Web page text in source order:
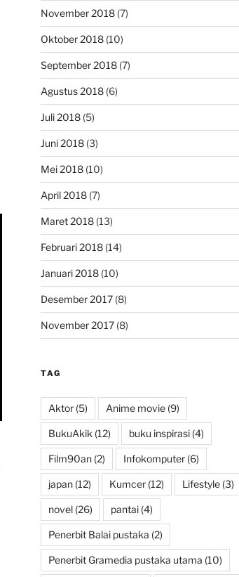
November 2018(7)
Oktober 2018(10)
September 2018(7)
Agustus 2018(6)
Juli 2018(5)
Juni 2018(3)
Mei 2018(10)
April 2018(7)
Maret 2018(13)
Februari 2018(14)
Januari 2018(10)
Desember 2017(8)
November 2017(8)
TAG
Aktor(5) Anime movie(9)
BukuAkik (12) buku inspirasi(4)
Film90an(2) Infokomputer(6)
japan(12) Kumcer(12) Lifestyle(3)
novel(26) pantai(4)
Penerbit Balai pustaka (2)
Penerbit Gramedia pustaka utama (10)